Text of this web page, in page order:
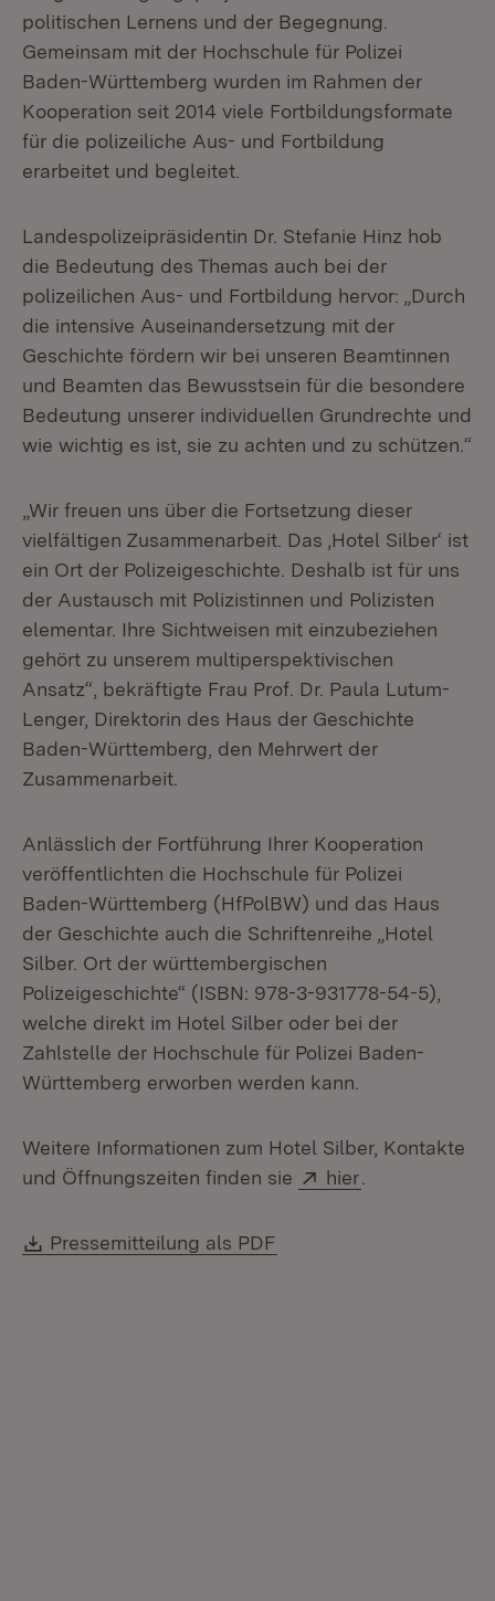
politischen Lernens und der Begegnung.
Gemeinsam mit der Hochschule für Polizei
Baden-Württemberg wurden im Rahmen der
Kooperation seit 2014 viele Fortbildungsformate
für die polizeiliche Aus- und Fortbildung
erarbeitet und begleitet.
Landespolizeipräsidentin Dr. Stefanie Hinz hob
die Bedeutung des Themas auch bei der
polizeilichen Aus- und Fortbildung hervor: „Durch
die intensive Auseinandersetzung mit der
Geschichte fördern wir bei unseren Beamtinnen
und Beamten das Bewusstsein für die besondere
Bedeutung unserer individuellen Grundrechte und
wie wichtig es ist, sie zu achten und zu schützen.“
„Wir freuen uns über die Fortsetzung dieser
vielfältigen Zusammenarbeit. Das ‚Hotel Silber‘ ist
ein Ort der Polizeigeschichte. Deshalb ist für uns
der Austausch mit Polizistinnen und Polizisten
elementar. Ihre Sichtweisen mit einzubeziehen
gehört zu unserem multiperspektivischen
Ansatz“, bekräftigte Frau Prof. Dr. Paula Lutum-
Lenger, Direktorin des Haus der Geschichte
Baden-Württemberg, den Mehrwert der
Zusammenarbeit.
Anlässlich der Fortführung Ihrer Kooperation
veröffentlichten die Hochschule für Polizei
Baden-Württemberg (HfPolBW) und das Haus
der Geschichte auch die Schriftenreihe „Hotel
Silber. Ort der württembergischen
Polizeigeschichte“ (ISBN: 978-3-931778-54-5),
welche direkt im Hotel Silber oder bei der
Zahlstelle der Hochschule für Polizei Baden-
Württemberg erworben werden kann.
Weitere Informationen zum Hotel Silber, Kontakte
und Öffnungszeiten finden sie
Extern:
hier
Download:
Pressemitteilung als PDF